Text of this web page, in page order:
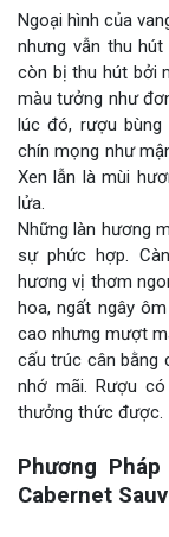
Ngoại hình của
nhưng vẫn thu
còn bị thu hút bởi
màu tưởng như
lúc đó, rượu
chín mọng như
Xen lẫn là mùi
lửa.
Những làn hương
sự phức hợp.
hương vị thơm
hoa, ngất ngây
cao nhưng mượt
cấu trúc cân bằng
nhớ mãi. Rượu
thưởng thức được.
Phương
Cabernet